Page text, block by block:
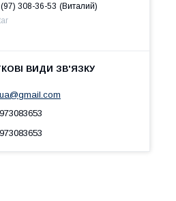
308-36-53
Виталий